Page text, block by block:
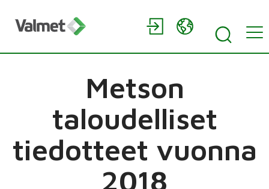
Metson
taloudelliset
tiedotteet vuonna
2018